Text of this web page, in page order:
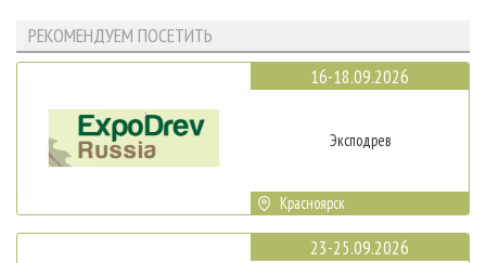
РЕКОМЕНДУЕМ ПОСЕТИТЬ
16-18.09.2026
Эксподрев
Красноярск
23-25.09.2026